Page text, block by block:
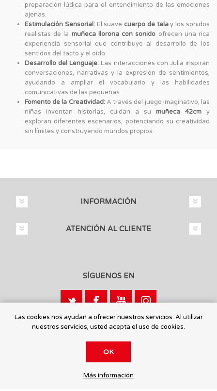
preparación lúdica para el entendimiento de las emociones
ajenas.
Estimulación Sensorial:El suave cuerpo de telay los sonidos
realistas de la muñeca llorona con sonido ofrecen una rica
experiencia sensorial que contribuye al desarrollo de los
sentidos del tacto y el oído.
Desarrollo del Lenguaje: Las interacciones con Julia inspiran
conversaciones, narrativas y la expresión de sentimientos,
ayudando a ampliar el vocabulario y las habilidades
comunicativas de las pequeñas.
Fomento de la Creatividad:A través del juego imaginativo, las
niñas inventan historias, cuidan a su muñeca 42cm y
exploran diferentes escenarios, potenciando su creatividad
sin límites y construyendo mundos propios.
INFORMACIÓN
ATENCIÓN AL CLIENTE
SÍGUENOS EN
Calle León, 1 - 03440 Ibi, Alicante
© 2026 Toysmaniatic.
Las cookies nos ayudan a ofrecer nuestros servicios. Al utilizar
nuestros servicios, usted acepta el uso de cookies.
OK
Más información